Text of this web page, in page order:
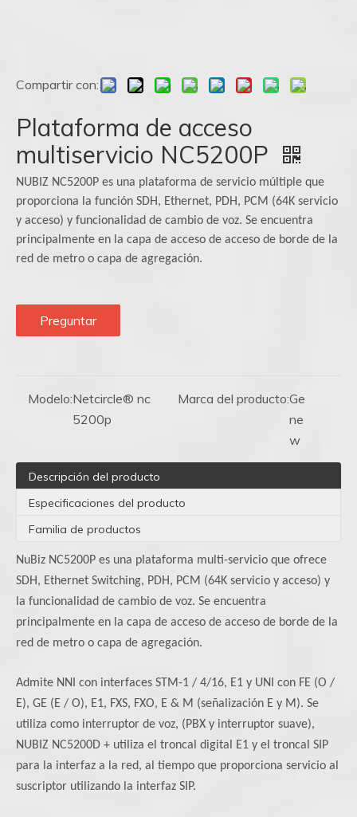
Compartir con:
Plataforma de acceso
multiservicio NC5200P
NUBIZ NC5200P es una plataforma de servicio múltiple que
proporciona la función SDH, Ethernet, PDH, PCM (64K servicio
y acceso) y funcionalidad de cambio de voz. Se encuentra
principalmente en la capa de acceso de acceso de borde de la
red de metro o capa de agregación.
Preguntar
Modelo:Netcircle® nc
5200p
Marca del producto:Ge
ne
w
Descripción del producto
Especificaciones del producto
Familia de productos
NuBiz NC5200P es una plataforma multi-servicio que ofrece
SDH, Ethernet Switching, PDH, PCM (64K servicio y acceso) y
la funcionalidad de cambio de voz. Se encuentra
principalmente en la capa de acceso de acceso de borde de la
red de metro o capa de agregación.
Admite NNI con interfaces STM-1 / 4/16, E1 y UNI con FE (O /
E), GE (E / O), E1, FXS, FXO, E & M (señalización E y M). Se
utiliza como interruptor de voz, (PBX y interruptor suave),
NUBIZ NC5200D + utiliza el troncal digital E1 y el troncal SIP
para la interfaz a la red, al tiempo que proporciona servicio al
suscriptor utilizando la interfaz SIP.